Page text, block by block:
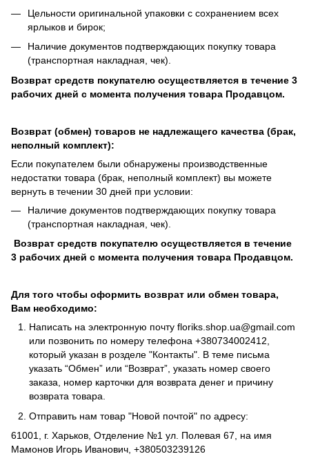
Цельности оригинальной упаковки с сохранением всех
ярлыков и бирок;
Наличие документов подтверждающих покупку товара
(транспортная накладная, чек).
Возврат средств покупателю осуществляется в течение 3
рабочих дней с момента получения товара Продавцом.
Возврат (обмен) товаров не надлежащего качества (брак,
неполный комплект):
Если покупателем были обнаружены производственные
недостатки товара (брак, неполный комплект) вы можете
вернуть в течении 30 дней при условии:
Наличие документов подтверждающих покупку товара
(транспортная накладная, чек).
Возврат средств покупателю осуществляется в течение
3 рабочих дней с момента получения товара Продавцом.
Для того чтобы оформить возврат или обмен товара,
Вам необходимо:
Написать на электронную почту floriks.shop.ua@gmail.com
или позвонить по номеру телефона +380734002412
который указан в розделе "Контакты" . В теме письма
указать “Обмен” или “Возврат”, указать номер своего
заказа, номер карточки для возврата денег и причину
возврата товара.
Отправить нам товар "Новой почтой" по адресу:
61001, г. Харьков, Отделение №1 ул. Полевая 67, на имя
Мамонов Игорь Иванович, +380503239126